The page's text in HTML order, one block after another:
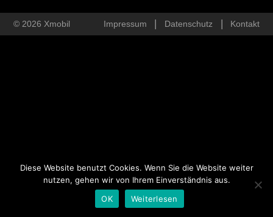
© 2026 Xmobil Impressum Datenschutz Kontakt
Diese Website benutzt Cookies. Wenn Sie die Website weiter
nutzen, gehen wir von Ihrem Einverständnis aus.
OK
Weiterlesen